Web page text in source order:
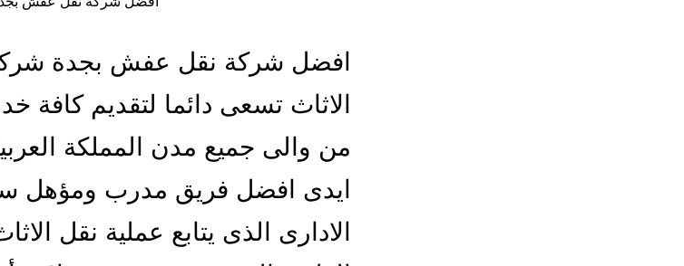
افضل شركة نقل عفش بجدة شركة
الاثاث تسعى دائما لتقديم كافة
من والى جميع مدن المملكة
ايدى افضل فريق مدرب ومؤهل
الادارى الذى يتابع عملية نقل